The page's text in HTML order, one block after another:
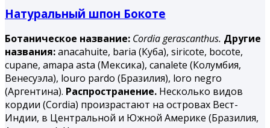
Натуральный шпон Бокоте
Ботаническое название: Cordia gerascanthus. Другие
названия:аnacahuite, baria (Куба), siricote, bocote,
cupane, amapa asta (Мексика), canalete (Колумбия,
Венесуэла), louro pardo (Бразилия), loro negro
(Аргентина). Распространение. Несколько видов
кордии (Cordia) произрастают на островах Вест-
Индии, в Центральной и Южной Америке (Бразилия,